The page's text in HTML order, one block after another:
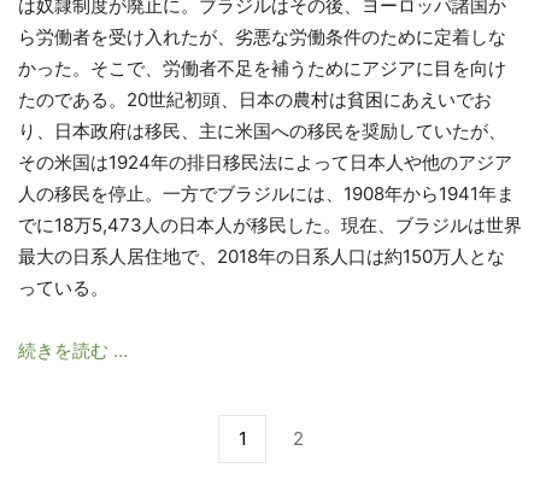
は奴隷制度が廃止に。ブラジルはその後、ヨーロッパ諸国か
ら労働者を受け入れたが、劣悪な労働条件のために定着しな
かった。そこで、労働者不足を補うためにアジアに目を向け
たのである。20世紀初頭、日本の農村は貧困にあえいでお
り、日本政府は移民、主に米国への移民を奨励していたが、
その米国は1924年の排日移民法によって日本人や他のアジア
人の移民を停止。一方でブラジルには、1908年から1941年ま
でに18万5,473人の日本人が移民した。現在、ブラジルは世界
最大の日系人居住地で、2018年の日系人口は約150万人とな
っている。
続きを読む …
1 2